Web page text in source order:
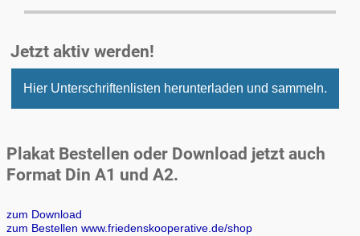
Jetzt aktiv werden!
Hier Unterschriftenlisten herunterladen und sammeln.
Plakat Bestellen oder Download jetzt auch
Format Din A1 und A2.
zum Download
zum Bestellen www.friedenskooperative.de/shop